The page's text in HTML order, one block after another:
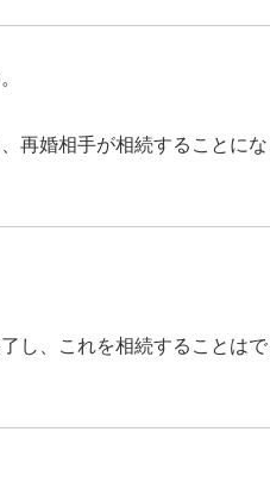
再婚相手が相続することに
し、これを相続することは